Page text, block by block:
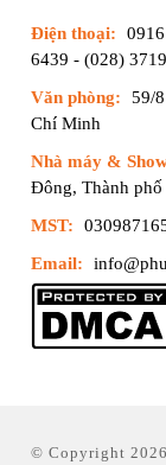
Điện thoại:
6439 - (028)
Văn phòng:
59/
Chí Minh
Nhà máy &
Đông, Thành
MST:
Email:
© Copyright